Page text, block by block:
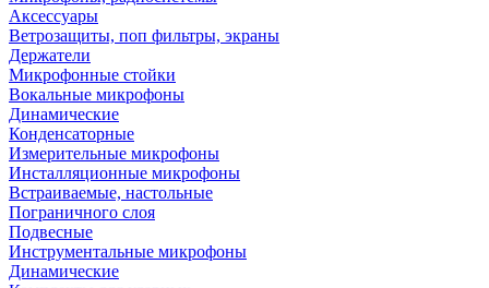
Аксессуары
Ветрозащиты, поп фильтры, экраны
Держатели
Микрофонные стойки
Вокальные микрофоны
Динамические
Конденсаторные
Измерительные микрофоны
Инсталляционные микрофоны
Встраиваемые, настольные
Пограничного слоя
Подвесные
Инструментальные микрофоны
Динамические